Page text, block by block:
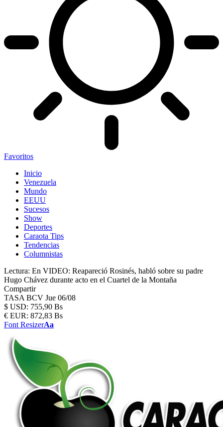
Favoritos
Inicio
Venezuela
Mundo
EEUU
Sucesos
Show
Deportes
Caraota Tips
Tendencias
Columnistas
Lectura: En VIDEO: Reapareció Rosinés, habló sobre su padre
Hugo Chávez durante acto en el Cuartel de la Montaña
Compartir
TASA BCV Jue 06/08
$ USD: 755,90 Bs
€ EUR: 872,83 Bs
Font ResizerAa